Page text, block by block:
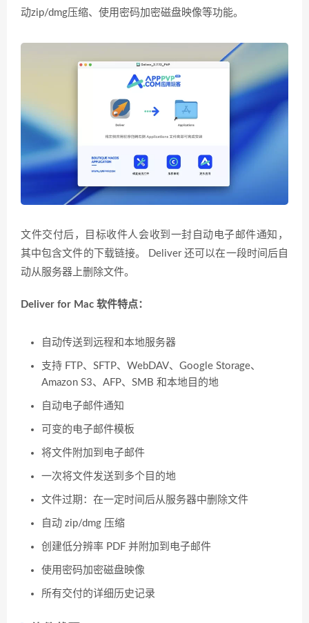
动zip/dmg压缩、使用密码加密磁盘映像等功能。
文件交付后，目标收件人会收到一封自动电子邮件通知，
其中包含文件的下载链接。 Deliver 还可以在一段时间后自
动从服务器上删除文件。
Deliver for Mac 软件特点：
自动传送到远程和本地服务器
支持 FTP、SFTP、WebDAV、Google Storage、
Amazon S3、AFP、SMB 和本地目的地
自动电子邮件通知
可变的电子邮件模板
将文件附加到电子邮件
一次将文件发送到多个目的地
文件过期：在一定时间后从服务器中删除文件
自动 zip/dmg 压缩
创建低分辨率 PDF 并附加到电子邮件
使用密码加密磁盘映像
所有交付的详细历史记录